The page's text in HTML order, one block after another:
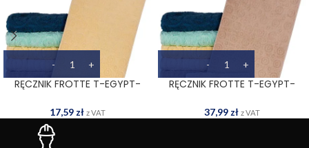
RĘCZNIK FROTTE T-EGYPT-
17,59 zł z VAT
RĘCZNIK FROTTE T-EGYPT-
37,99 zł z VAT